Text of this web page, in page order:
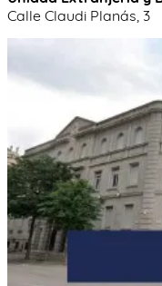
Calle Claudi Planás, 3